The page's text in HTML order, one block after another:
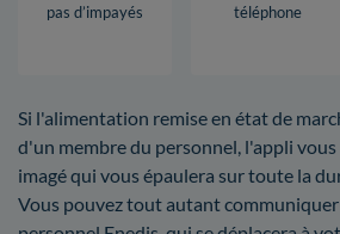
pas d’impayés
téléphone
Si l'alimentation remise en état de
d'un membre du personnel, l'appli
imagé qui vous épaulera sur toute la
Vous pouvez tout autant communiquer